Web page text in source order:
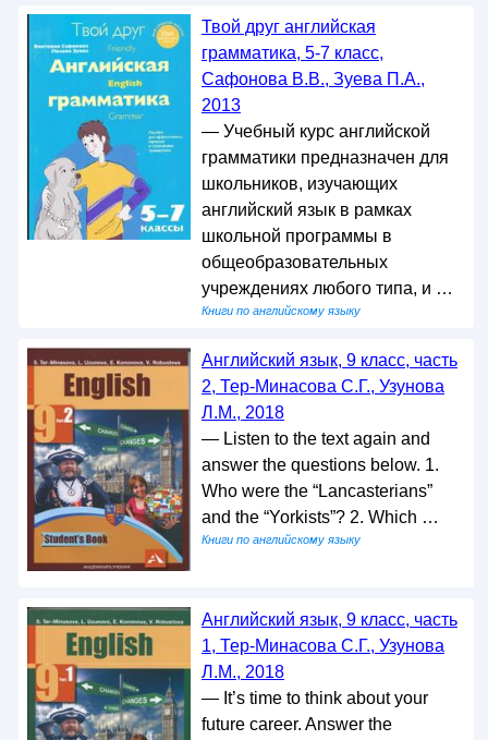
Твой друг английская
грамматика, 5-7 класс,
Сафонова В.В., Зуева П.А.,
2013
— Учебный курс английской
грамматики предназначен для
школьников, изучающих
английский язык в рамках
школьной программы в
общеобразовательных
учреждениях любого типа, и …
Книги по английскому языку
Английский язык, 9 класс, часть
2, Тер-Минасова С.Г., Узунова
Л.М., 2018
— Listen to the text again and
answer the questions below. 1.
Who were the “Lancasterians”
and the “Yorkists”? 2. Which …
Книги по английскому языку
Английский язык, 9 класс, часть
1, Тер-Минасова С.Г., Узунова
Л.М., 2018
— It’s time to think about your
future career. Answer the